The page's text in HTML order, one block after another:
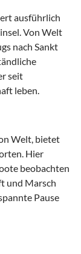
ausführlich
Von Welt
nach Sankt
seit
leben.
Welt, bietet
Hier
beobachten
und Marsch
Pause